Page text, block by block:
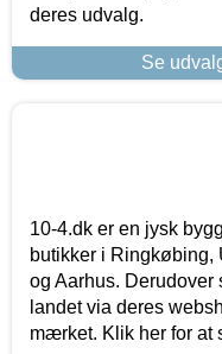
deres udvalg.
Se
10-4.dk er en jysk
butikker i
og Aarhus.
landet via deres
mærket. Klik her for at